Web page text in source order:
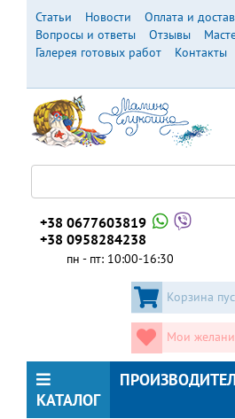
Перейти
основному
содержанию
Статьи Новости
Оплата и
Вопросы и ответы
Отзывы
Галерея готовых работ
Контакты
+38 0677603819
+38 0958284238
пн - пт: 10:00-16:30
Корзина
Мои
КАТАЛОГ